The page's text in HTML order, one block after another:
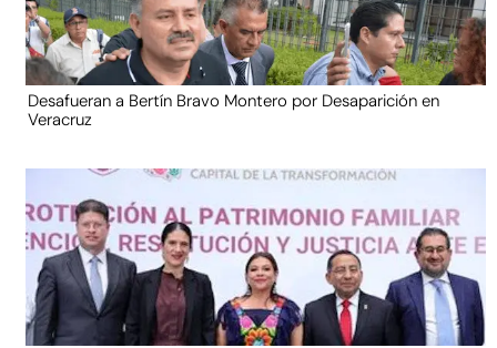
Desafueran a Bertín Bravo Montero por Desaparición en
Veracruz